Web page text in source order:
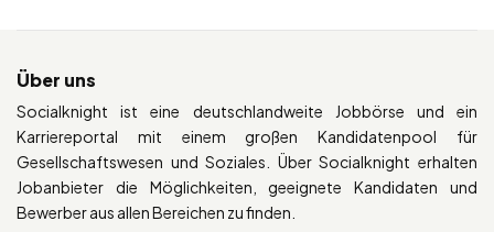
Über uns
Socialknight ist eine deutschlandweite Jobbörse und ein
Karriereportal mit einem großen Kandidatenpool für
Gesellschaftswesen und Soziales. Über Socialknight erhalten
Jobanbieter die Möglichkeiten, geeignete Kandidaten und
Bewerber aus allen Bereichen zu finden.